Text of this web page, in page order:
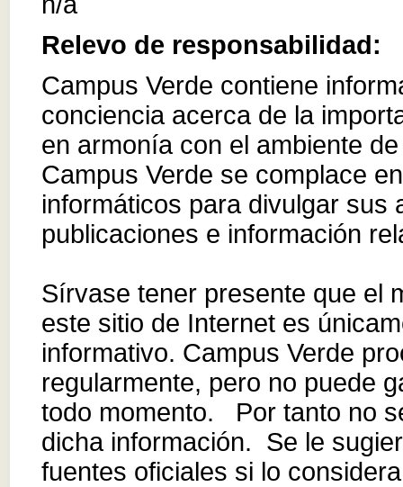
Relevo de responsabilidad:
Campus Verde contiene
conciencia acerca de la
en armonía con el ambiente
Campus Verde se complace
informáticos para divulgar sus
publicaciones e información
Sírvase tener presente que el
este sitio de Internet es
informativo. Campus Verde
regularmente, pero no puede
todo momento. Por tanto no
dicha información. Se le
fuentes oficiales si lo